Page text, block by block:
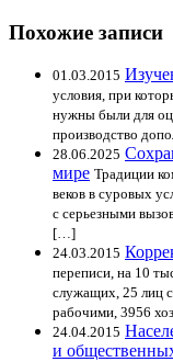
Похожие записи
01.03.2015
условия, при
нужны были для
производство
28.06.2025
мире Традиции
веков в суровых
с серьезными
[…]
24.03.2015
переписи, на 10
служащих, 25 лиц
рабочими, 3956
24.04.2015
и